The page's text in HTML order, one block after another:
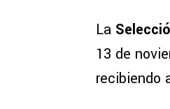
La
13 de
recibiendo